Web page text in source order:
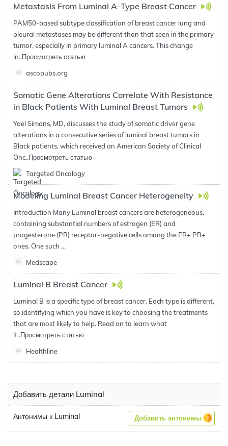
Metastasis From Luminal A–Type Breast Cancer
PAM50-based subtype classification of breast cancer lung and
pleural metastases may be different than that seen in the primary
tumor, especially in primary luminal A cancers. This change
in..Просмотреть статью
ascopubs.org
Somatic Gene Alterations Correlate With Resistance
in Black Patients With Luminal Breast Tumors
Yael Simons, MD, discusses the study of somatic driver gene
alterations in a consecutive series of luminal breast tumors in
Black patients, which received an American Society of Clinical
Onc..Просмотреть статью
Targeted Oncology
Modeling Luminal Breast Cancer Heterogeneity
Introduction Many Luminal breast cancers are heterogeneous,
containing substantial numbers of estrogen (ER) and
progesterone (PR) receptor-negative cells among the ER+ PR+
ones. One such ...
Medscape
Luminal B Breast Cancer
Luminal B is a specific type of breast cancer. Each type is different,
so identifying which you have is key to choosing the treatments
that are most likely to help. Read on to learn what
it..Просмотреть статью
Healthline
Добавить детали Luminal
Антонимы к Luminal Добавить антонимы